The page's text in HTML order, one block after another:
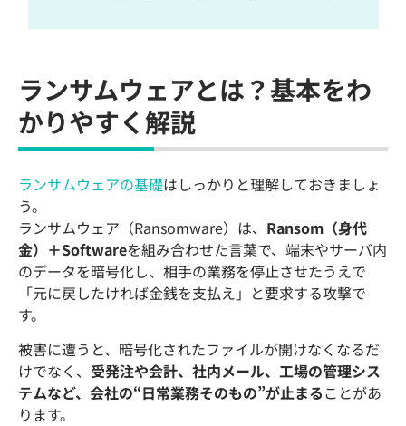
ランサムウェアとは？基本をわ
かりやすく解説
ランサムウェアの基礎はしっかりと理解しておきましょ
う。
ランサムウェア（Ransomware）は、 Ransom（身代
金）＋Softwareを組み合わせた言葉で、端末やサーバ内
のデータを暗号化し、相手の業務を停止させたうえで
「元に戻したければ金銭を支払え」と要求する攻撃で
す。
被害に遭うと、暗号化されたファイルが開けなくなるだ
けでなく、 受発注や会計、社内メール、工場の管理シス
テムなど、会社の“日常業務そのもの”が止まることがあ
ります。